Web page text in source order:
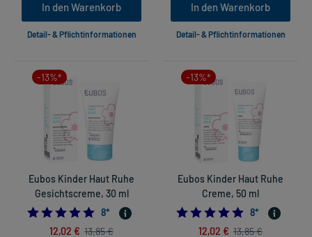
In den Warenkorb
Detail- & Pflichtinformationen
In den Warenkorb
Detail- & Pflichtinformationen
-13%*
Eubos Kinder Haut Ruhe
Gesichtscreme, 30 ml
5.0
8*
12,02 € 13,85 €
-13%*
Eubos Kinder Haut Ruhe
Creme, 50 ml
5.0
8*
12,02 € 13,85 €